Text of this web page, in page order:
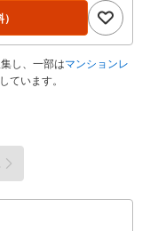
し、一部はマンションレ
ています。